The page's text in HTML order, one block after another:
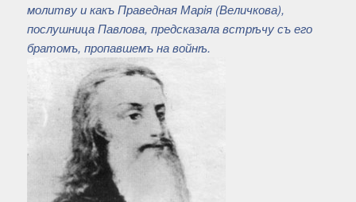
молитву и какъ Праведная Марiя (Величкова),
послушница Павлова, предсказала встрѣчу съ его
братомъ, пропавшемъ на войнѣ.